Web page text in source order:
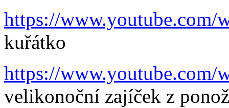
https://www.youtube.com/
kuřátko
https://www.youtube.com/
velikonoční zajíček z